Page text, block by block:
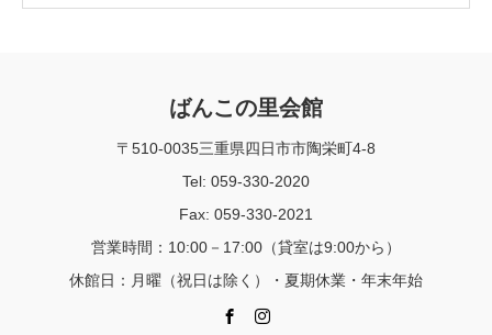
ばんこの里会館
〒510-0035三重県四日市市陶栄町4-8
Tel: 059-330-2020
Fax: 059-330-2021
営業時間：10:00－17:00（貸室は9:00から）
休館日：月曜（祝日は除く）・夏期休業・年末年始